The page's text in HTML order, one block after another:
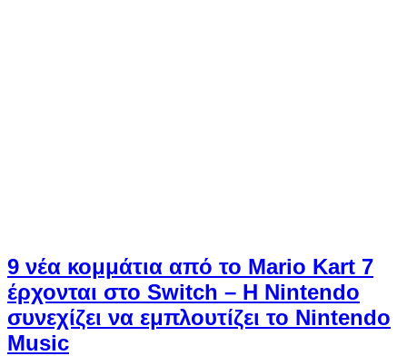
9 νέα κομμάτια από το Mario Kart 7
έρχονται στο Switch – Η Nintendo
συνεχίζει να εμπλουτίζει το Nintendo
Music